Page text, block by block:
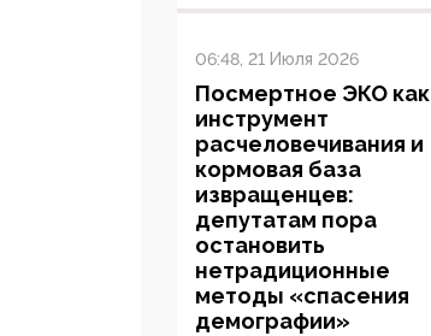
06:48, 21 Июля 2026
Посмертное ЭКО как
инструмент
расчеловечивания и
кормовая база
извращенцев:
депутатам пора
остановить
нетрадиционные
методы «спасения
демографии»